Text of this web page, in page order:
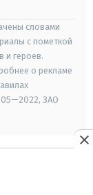
словами
с пометкой
и героев.
о рекламе
ЗАО